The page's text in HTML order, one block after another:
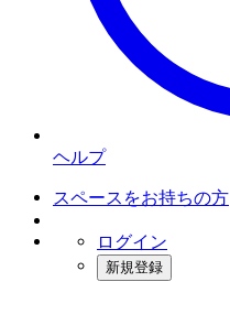
ヘルプ
スペースをお持ちの方
ログイン
新規登録